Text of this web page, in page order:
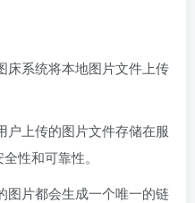
床系统将本地图片文件上传
户上传的图片文件存储在服
性和可靠性。
图片都会生成一个唯一的链